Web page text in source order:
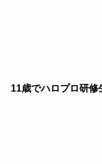
11歳でハロプロ研修